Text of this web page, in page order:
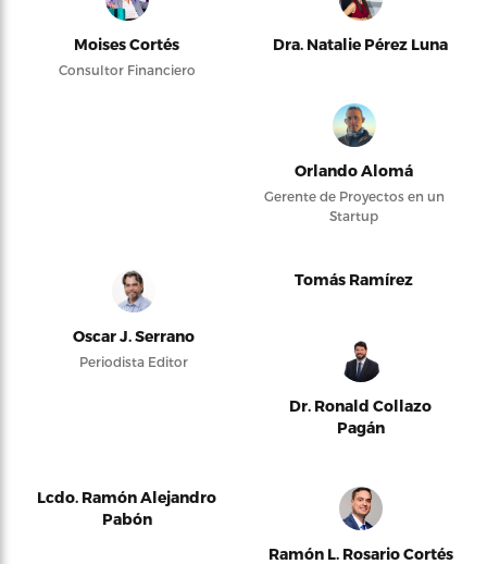
Moises Cortés
Consultor Financiero
Dra. Natalie Pérez Luna
Orlando Alomá
Gerente de Proyectos en un
Startup
Oscar J. Serrano
Periodista Editor
Tomás Ramírez
Dr. Ronald Collazo
Pagán
Lcdo. Ramón Alejandro
Pabón
Ramón L. Rosario Cortés